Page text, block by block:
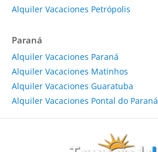
Alquiler Vacaciones Petrópolis
Paraná
Alquiler Vacaciones Paraná
Alquiler Vacaciones Matinhos
Alquiler Vacaciones Guaratuba
Alquiler Vacaciones Pontal do Paraná